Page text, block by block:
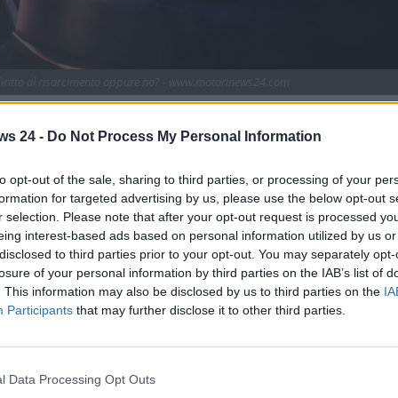
24 - Do Not Process My Personal Information
opt-out of the sale, sharing to third parties, or processing of your
for targeted advertising by us, please use the below opt-out
selection. Please note that after your opt-out request is processed
interest-based ads based on personal information utilized by us
to third parties prior to your opt-out. You may separately
of your personal information by third parties on the IAB’s list of
This information may also be disclosed by us to third parties on the
Participants that may further disclose it to other third parties.
Data Processing Opt Outs
specifica in merito a una mossa sbagliata
un risarcimento danni in caso di vettura
che cosa dice la giurisdizione.
vicoli stretti, all’interno dei quali la circolazione delle auto
circostanze. In presenza distrade strette, sarebbe
all’interno di esse. Il rischio, infatti, potrebbe essere
del caso.
auto, infatti, sono notevolmente superiori rispetto a
– sono rimasti sempre gli stessi. Una strada stretta, poi,
essere segnalata preventivamente. L’unica cosa